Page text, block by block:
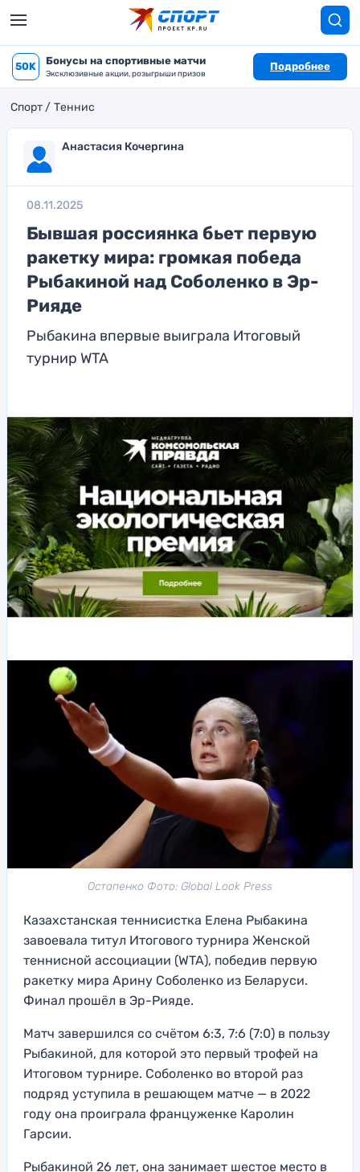
50K Бонусы на спортивные матчи
Эксклюзивные акции, розыгрыши призов
Подробнее
Спорт Теннис
Анастасия Кочергина
08.11.2025
Бывшая россиянка бьет первую
ракетку мира: громкая победа
Рыбакиной над Соболенко в Эр-
Рияде
Рыбакина впервые выиграла Итоговый
турнир WTA
Остапенко Фото: Global Look Press
Казахстанская теннисистка Елена Рыбакина
завоевала титул Итогового турнира Женской
теннисной ассоциации (WTA), победив первую
ракетку мира Арину Соболенко из Беларуси.
Финал прошёл в Эр-Рияде.
Матч завершился со счётом 6:3, 7:6 (7:0) в пользу
Рыбакиной, для которой это первый трофей на
Итоговом турнире. Соболенко во второй раз
подряд уступила в решающем матче — в 2022
году она проиграла француженке Каролин
Гарсии.
Рыбакиной 26 лет, она занимает шестое место в